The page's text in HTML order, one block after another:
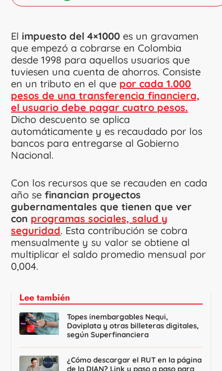
El impuesto del 4×1000 es un gravamen
que empezó a cobrarse en Colombia
desde 1998 para aquellos usuarios que
tuviesen una cuenta de ahorros. Consiste
en un tributo en el que por cada 1.000
pesos de una transferencia financiera,
el usuario debe pagar cuatro pesos.
Dicho descuento se aplica
automáticamente y es recaudado por los
bancos para entregarse al Gobierno
Nacional.
Con los recursos que se recauden en cada
año sefinancian proyectos
gubernamentales que tienen que ver
con programas sociales, salud y
seguridad. Esta contribución se cobra
mensualmente y su valor se obtiene al
multiplicar el saldo promedio mensual por
0,004.
Lee también
Topes inembargables Nequi,
Daviplata y otras billeteras digitales,
según Superfinanciera
¿Cómo descargar el RUT en la página
de la DIAN? Link y paso a paso para